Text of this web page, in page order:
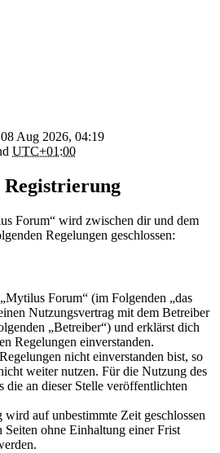
Aug 2026, 04:19
UTC+01:00
Forum“ wird zwischen dir und dem
Regelungen geschlossen:
Forum“ (im Folgenden „das
Nutzungsvertrag mit dem Betreiber
„Betreiber“) und erklärst dich
Regelungen einverstanden.
nicht einverstanden bist, so
weiter nutzen. Für die Nutzung des
die an dieser Stelle veröffentlichten
auf unbestimmte Zeit geschlossen
Seiten ohne Einhaltung einer Frist